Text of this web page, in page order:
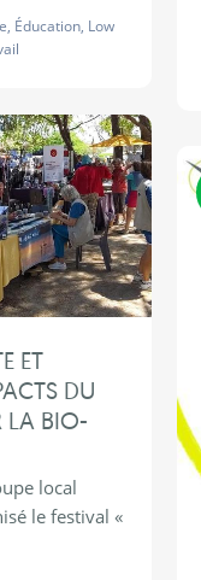
, Éducation, Low
ET
DU
LA BIO-
local
le festival «